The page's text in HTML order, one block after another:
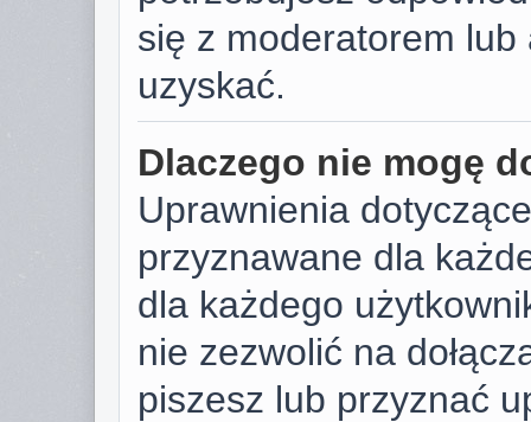
się z moderatorem
uzyskać.
Dlaczego nie mogę
Uprawnienia
przyznawane dla
dla każdego
nie zezwolić na
piszesz lub przyznać